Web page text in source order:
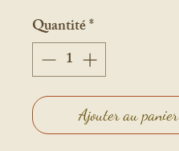
Quantité*
Ajouter au panier